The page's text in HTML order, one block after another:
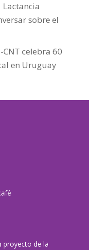
sobre el
celebra 60
en Uruguay
proyecto de la